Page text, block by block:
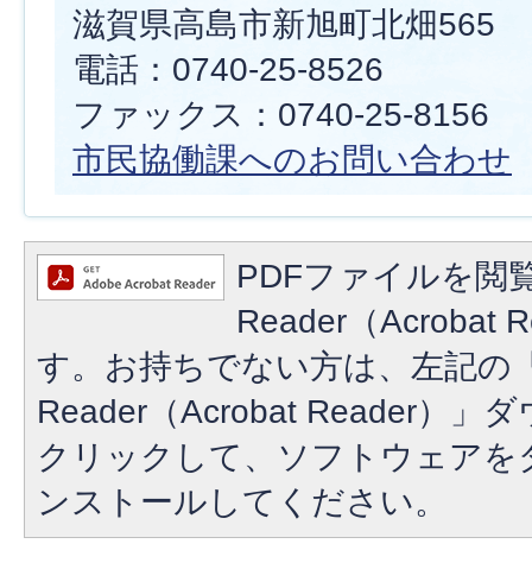
滋賀県高島市新旭町北畑565
電話：0740-25-8526
ファックス：0740-25-8156
市民協働課へのお問い合わせ
PDFファイルを閲
Reader（Acrobat
す。お持ちでない方は、左記の
Reader（Acrobat Reader）」
クリックして、ソフトウェア
ンストールしてください。